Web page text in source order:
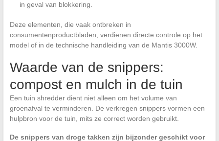
in geval van blokkering.
Deze elementen, die vaak ontbreken in
consumentenproductbladen, verdienen directe controle op het
model of in de technische handleiding van de Mantis 3000W.
Waarde van de snippers:
compost en mulch in de tuin
Een tuin shredder dient niet alleen om het volume van
groenafval te verminderen. De verkregen snippers vormen een
hulpbron voor de tuin, mits ze correct worden gebruikt.
De snippers van droge takken zijn bijzonder geschikt voor